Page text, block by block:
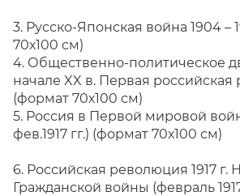
3. Русско-Японская война 1904 –
70х100 см)
4. Общественно-политическое
начале XX в. Первая
(формат 70х100
5. Россия в Первой мировой
фев.1917 гг.) (формат
6. Российская революция 1917 г.
Гражданской войны (февраль